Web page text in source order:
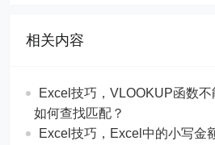
相关内容
Excel技巧，​​VLOOKUP函数
如何查找匹配？
​​Excel技巧，Excel中的小写金